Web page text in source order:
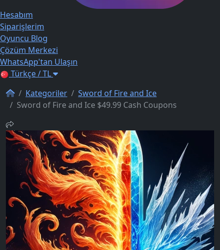
Hesabım
Siparişlerim
Oyuncu Blog
Çözüm Merkezi
WhatsApp'tan Ulaşın
Türkçe / TL
Kategoriler
Sword of Fire and Ice
Sword of Fire and Ice $49.99 Cash Coupons